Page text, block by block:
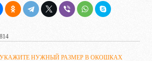
УКАЖИТЕ НУЖНЫЙ РАЗМЕР В ОКОШКАХ